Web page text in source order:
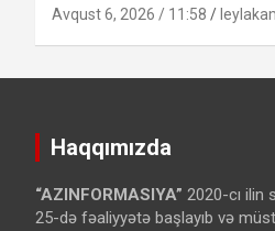
Avqust 6, 2026 / 11:58
Haqqımızda
“AZINFORMASIYA” 2020-cı ilin
25-də fəaliyyətə başlayıb və